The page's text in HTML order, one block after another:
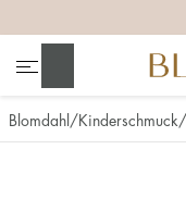
Blomdahl Kinderschmuck